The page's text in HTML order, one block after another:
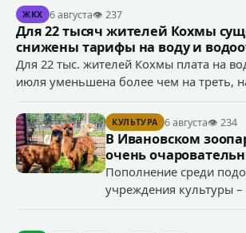
Антоном Тумановым.
ЖКХ 6 августа👁 237
Для 22 тысяч жителей Кохмы
снижены тарифы на воду и
Для 22 тыс. жителей Кохмы плата на
июля уменьшена более чем на треть,
началу работы в городе областного
«Водоканал.
КУЛЬТУРА 6 августа👁 234
В Ивановском
очень
Пополнение среди
учреждения культуры